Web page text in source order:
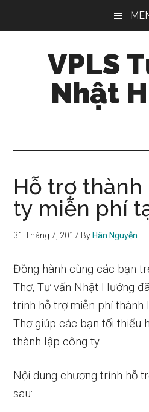
VPLS
Nhật
pháp
lý,
vững
đầu
Hỗ trợ thành
ty miễn phí
31 Tháng 7, 2017 By Hân Nguyễn
Đồng hành cùng các bạn
Thơ, Tư vấn Nhật Hướng
trình hỗ trợ miễn phí thành
Thơ giúp các bạn tối thiểu
thành lập công ty.
Nội dung chương trình hỗ
sau: